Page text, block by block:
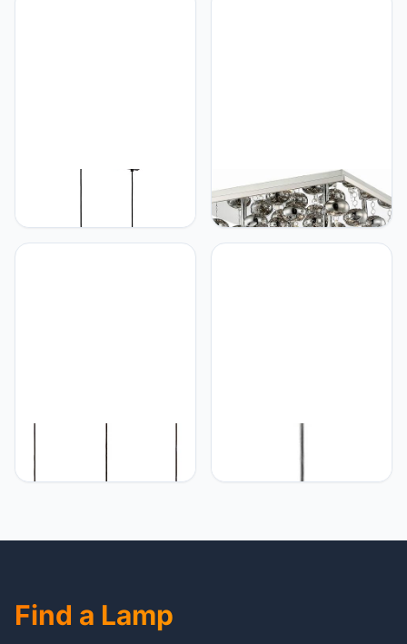
Lampenwelt Lindby
(modern) in Zwart uit
overige metaal o.a. voor
Lampenwelt Lindby
hanglamp 'Esfera'
(modern) in Zilver uit
overige metaal o.a. voor
Lampenwelt Lindby
hanglamp 'Millina' (antiek)
in Bruin uit glas o.a. voor
hanglamp 'Morton'
(modern) in Alu uit beton
Find a Lamp